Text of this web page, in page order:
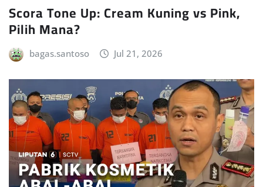
Scora Tone Up: Cream Kuning vs Pink,
Pilih Mana?
bagas.santoso Jul 21, 2026